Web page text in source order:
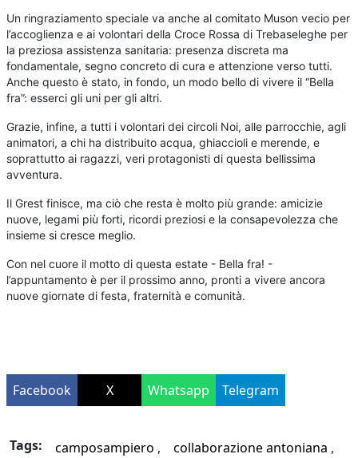
Un ringraziamento speciale va anche al comitato Muson vecio per
l’accoglienza e ai volontari della Croce Rossa di Trebaseleghe per
la preziosa assistenza sanitaria: presenza discreta ma
fondamentale, segno concreto di cura e attenzione verso tutti.
Anche questo è stato, in fondo, un modo bello di vivere il “Bella
fra”: esserci gli uni per gli altri.
Grazie, infine, a tutti i volontari dei circoli Noi, alle parrocchie, agli
animatori, a chi ha distribuito acqua, ghiaccioli e merende, e
soprattutto ai ragazzi, veri protagonisti di questa bellissima
avventura.
Il Grest finisce, ma ciò che resta è molto più grande: amicizie
nuove, legami più forti, ricordi preziosi e la consapevolezza che
insieme si cresce meglio.
Con nel cuore il motto di questa estate - Bella fra! -
l’appuntamento è per il prossimo anno, pronti a vivere ancora
nuove giornate di festa, fraternità e comunità.
Facebook X Whatsapp Telegram
Tags: camposampiero
collaborazione antoniana